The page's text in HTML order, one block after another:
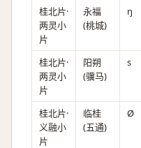
桂北片·
两灵小
片
永福
(桃城)
ŋ
桂北片·
两灵小
片
阳朔
(骥马)
s
桂北片·
义融小
片
临桂
(五通)
Ø